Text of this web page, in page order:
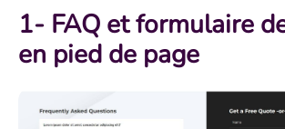
1- FAQ et formulaire
en pied de page